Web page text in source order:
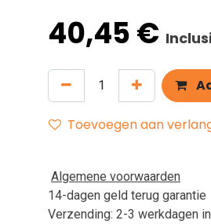
40,45€
Toevoegen aan
Algemene voorwaarden
14-dagen geld terug garantie
Verzending: 2-3 werkdagen